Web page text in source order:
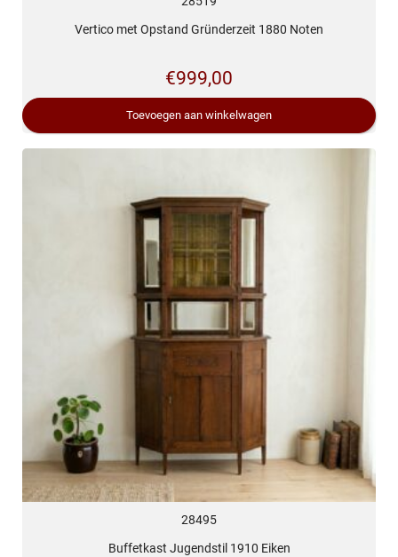
Vertico met Opstand Gründerzeit 1880 Noten
€999,00
Toevoegen aan winkelwagen
28495
Buffetkast Jugendstil 1910 Eiken